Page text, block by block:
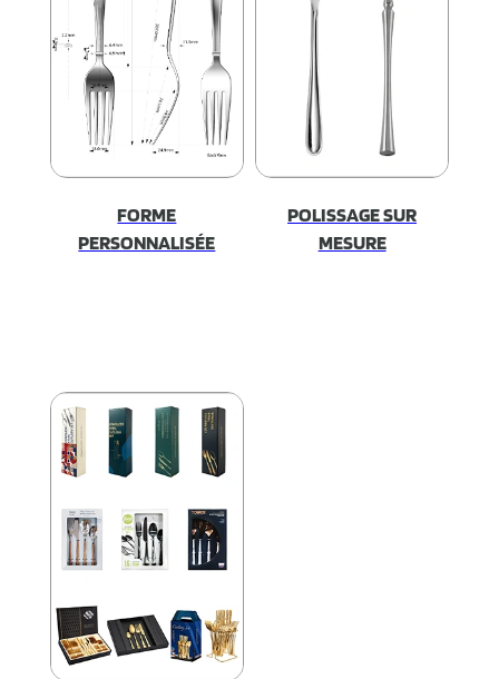
FORME
PERSONNALISÉE
POLISSAGE SUR
MESURE